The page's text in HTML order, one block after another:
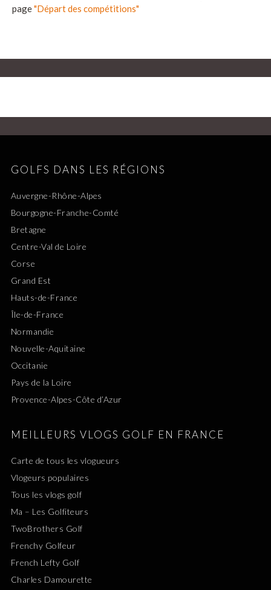
page"Départ des compétitions"
GOLFS DANS LES RÉGIONS
Auvergne-Rhône-Alpes
Bourgogne-Franche-Comté
Bretagne
Centre-Val de Loire
Corse
Grand Est
Hauts-de-France
Île-de-France
Normandie
Nouvelle-Aquitaine
Occitanie
Pays de la Loire
Provence-Alpes-Côte d’Azur
MEILLEURS VLOGS GOLF EN FRANCE
Carte de tous les vlogueurs
Vlogeurs populaires
Tous les vlogs golf
Ma – Les Golfiteurs
TwoBrothers Golf
Frenchy Golfeur
French Lefty Golf
Charles Damourette